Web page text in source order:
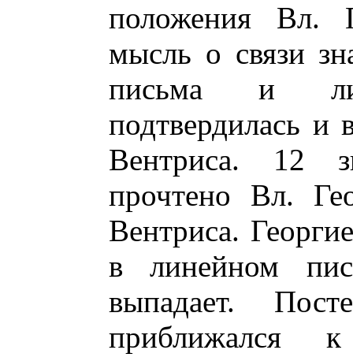
положения Вл.
мысль о связи
письма и
подтвердилась и
Вентриса. 12
прочтено Вл.
Вентриса.
в линейном
выпадает.
приближался